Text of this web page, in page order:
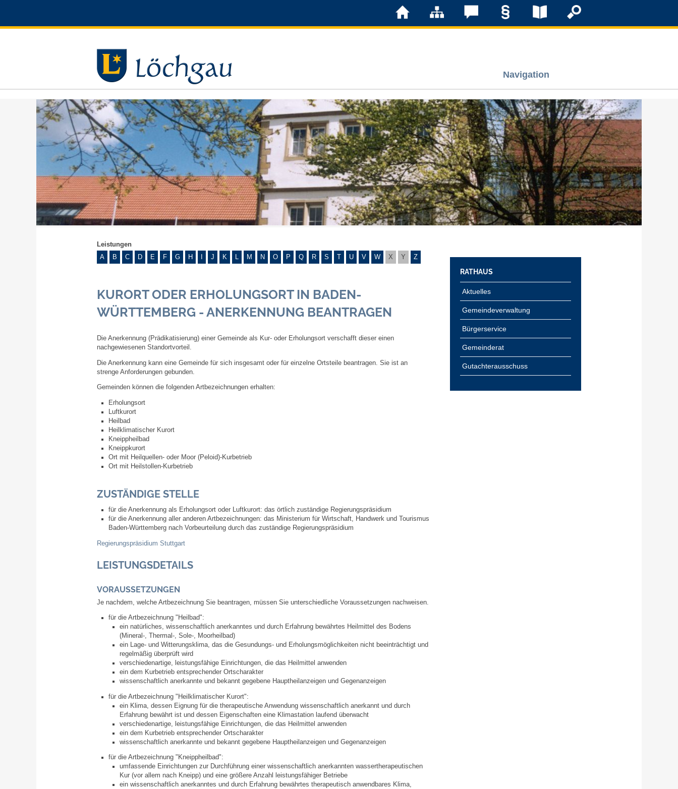
Navigation
Löchgau
Grußwort Bürgermeister
Kurzportrait
Löchgau früher
Zahlen & Fakten
Steuern
Haushalt 2026
Rund um den Wein
Aktuelles
Gemeindeverwaltung
Stellenangebote
Ortsrecht
Gemeinderat
Leistungen
A
B C D E F G H J K L M N O P Q R S U V W X Y Z
KURORT ODER ERHOLUNGSORT IN BADEN-
WÜRTTEMBERG - ANERKENNUNG BEANTRAGEN
Die Anerkennung (Prädikatisierung) einer Gemeinde als Kur- oder Erholungsort verschafft dieser einen
nachgewiesenen Standortvorteil.
Die Anerkennung kann eine Gemeinde für sich insgesamt oder für einzelne Ortsteile beantragen. Sie ist an
strenge Anforderungen gebunden.
Gemeinden können die folgenden Artbezeichnungen erhalten:
Erholungsort
Luftkurort
Heilbad
Heilklimatischer Kurort
Kneippheilbad
Kneippkurort
Ort mit Heilquellen- oder Moor (Peloid)-Kurbetrieb
Ort mit Heilstollen-Kurbetrieb
ZUSTÄNDIGE STELLE
für die Anerkennung als Erholungsort oder Luftkurort: das örtlich zuständige Regierungspräsidium
für die Anerkennung aller anderen Artbezeichnungen: das Ministerium für Wirtschaft, Handwerk und Tourismus
Baden-Württemberg nach Vorbeurteilung durch das zuständige Regierungspräsidium
Regierungspräsidium Stuttgart
LEISTUNGSDETAILS
VORAUSSETZUNGEN
Je nachdem, welche Artbezeichnung Sie beantragen, müssen Sie unterschiedliche Voraussetzungen nachweisen.
für die Artbezeichnung "Heilbad":
ein natürliches, wissenschaftlich anerkanntes und durch Erfahrung bewährtes Heilmittel des Bodens
(Mineral-, Thermal-, Sole-, Moorheilbad)
ein Lage- und Witterungsklima, das die Gesundungs- und Erholungsmöglichkeiten nicht beeinträchtigt und
regelmäßig überprüft wird
verschiedenartige, leistungsfähige Einrichtungen, die das Heilmittel anwenden
ein dem Kurbetrieb entsprechender Ortscharakter
wissenschaftlich anerkannte und bekannt gegebene Hauptheilanzeigen und Gegenanzeigen
für die Artbezeichnung "Heilklimatischer Kurort":
ein Klima, dessen Eignung für die therapeutische Anwendung wissenschaftlich anerkannt und durch
Erfahrung bewährt ist und dessen Eigenschaften eine Klimastation laufend überwacht
verschiedenartige, leistungsfähige Einrichtungen,die das Heilmittel anwenden
ein dem Kurbetrieb entsprechender Ortscharakter
wissenschaftlich anerkannte und bekannt gegebene Hauptheilanzeigen und Gegenanzeigen
für die Artbezeichnung "Kneippheilbad":
umfassende Einrichtungen zur Durchführung einer wissenschaftlich anerkannten wassertherapeutischen
Kur (vor allem nach Kneipp) und eine größere Anzahl leistungsfähiger Betriebe
ein wissenschaftlich anerkanntes und durch Erfahrung bewährtes therapeutisch anwendbares Klima,
RATHAUS
Aktuelles
Gemeindeverwaltung
Bürgerservice
Gemeinderat
Gutachterausschuss